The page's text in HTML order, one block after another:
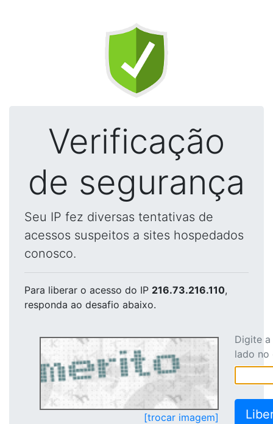
Verificação
de segurança
Seu IP fez diversas tentativas de
acessos suspeitos a sites hospedados
conosco.
Para liberar o acesso do IP 216.73.216.110,
responda ao desafio abaixo.
[trocar imagem]
Digite
lado no